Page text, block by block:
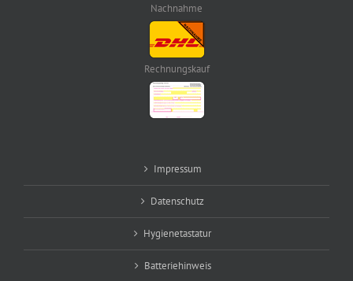
Nachnahme
Rechnungskauf
Impressum
Datenschutz
Hygienetastatur
Batteriehinweis